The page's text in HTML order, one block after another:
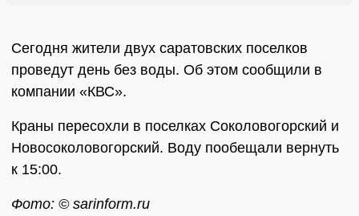
Сегодня жители двух саратовских поселков
проведут день без воды. Об этом сообщили в
компании «КВС».
Краны пересохли в поселках Соколовогорский и
Новосоколовогорский. Воду пообещали вернуть
к 15:00.
Фото: © sarinform.ru